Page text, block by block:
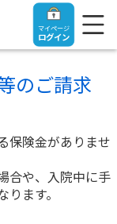
マイページ
ログイン
のご請求
保険金がありませ
合や、入院中に手
ます。